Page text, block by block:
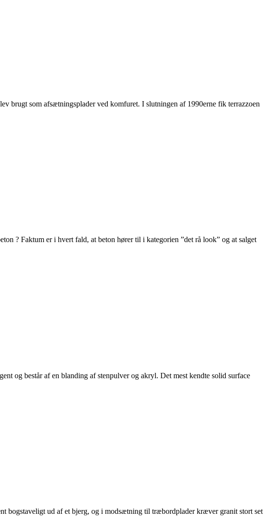
brugt som afsætningsplader ved komfuret. I slutningen af 1990erne fik terrazzoen
? Faktum er i hvert fald, at beton hører til i kategorien ”det rå look” og at salget
og består af en blanding af stenpulver og akryl. Det mest kendte solid surface
bogstaveligt ud af et bjerg, og i modsætning til træbordplader kræver granit stort set